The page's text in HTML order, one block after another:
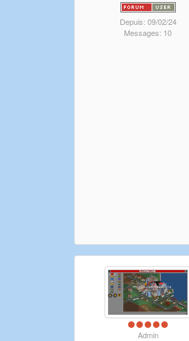
Depuis: 09/02/24
Messages: 10
Admin